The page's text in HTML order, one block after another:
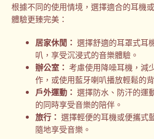
根據不同的使用情境，選擇適合的耳機
體驗更臻完美：
居家休閒： 選擇舒適的耳罩式耳
叭，享受沉浸式的音樂體驗。
辦公室： 考慮使用降噪耳機，減
作，或使用藍牙喇叭播放輕鬆的
戶外運動： 選擇防水、防汗的運
的同時享受音樂的陪伴。
旅行： 選擇輕便的耳機或便攜式
隨地享受音樂。